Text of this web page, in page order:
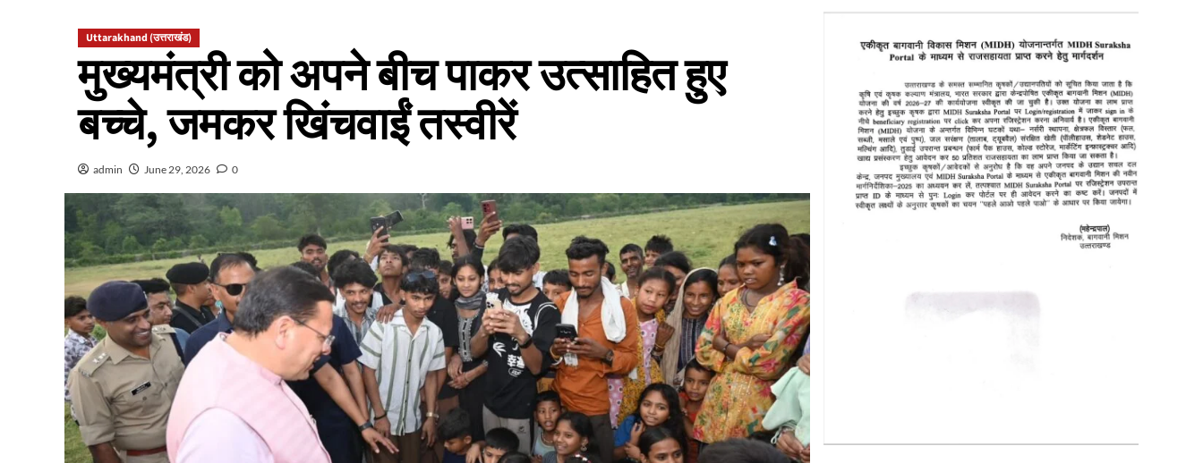
Uttarakhand (उत्तराखंड)
मुख्यमंत्री को अपने बीच पाकर उत्साहित हुए
बच्चे, जमकर खिंचवाईं तस्वीरें
admin June 29, 2026 0